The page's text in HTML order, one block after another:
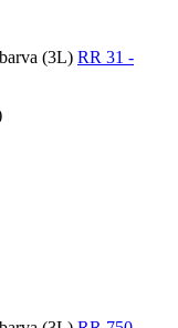
(3L) RR 31 -